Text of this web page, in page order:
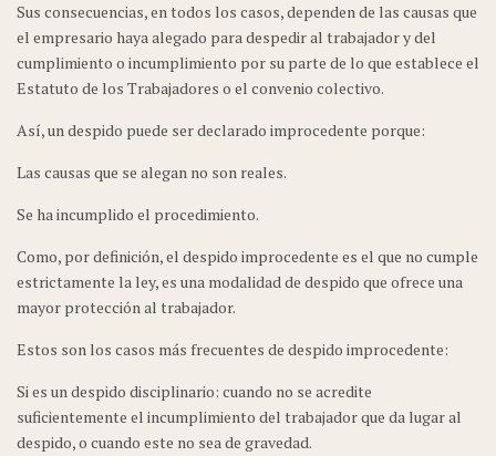
Sus consecuencias, en todos los casos, dependen de las causas que
el empresario haya alegado para despedir al trabajador y del
cumplimiento o incumplimiento por su parte de lo que establece el
Estatuto de los Trabajadores o el convenio colectivo.
Así, un despido puede ser declarado improcedente porque:
Las causas que se alegan no son reales.
Se ha incumplido el procedimiento.
Como, por definición, el despido improcedente es el que no cumple
estrictamente la ley, es una modalidad de despido que ofrece una
mayor protección al trabajador.
Estos son los casos más frecuentes de despido improcedente:
Si es un despido disciplinario: cuando no se acredite
suficientemente el incumplimiento del trabajador que da lugar al
despido, o cuando este no sea de gravedad.